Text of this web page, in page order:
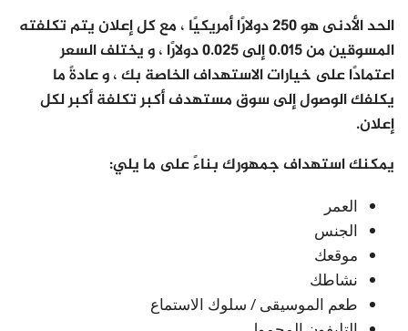
الحد الأدنى هو 250 دولارًا أمريكيًا ، مع كل إعلان يتم تكلفته
المسوقين من 0.015 إلى 0.025 دولارًا ، و يختلف السعر
اعتمادًا على خيارات الاستهداف الخاصة بك ، و عادةً ما
يكلفك الوصول إلى سوق مستهدف أكبر تكلفة أكبر لكل
إعلان.
يمكنك استهداف جمهورك بناءً على ما يلي:
العمر
الجنس
موقعك
نشاطك
طعم الموسيقى / سلوك الاستماع